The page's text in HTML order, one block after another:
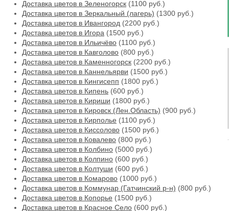
Доставка цветов в Зеленогорск (1100 руб.)
Доставка цветов в Зеркальный (лагерь) (1300 руб.)
Доставка цветов в Ивангород (2200 руб.)
Доставка цветов в Игора (1500 руб.)
Доставка цветов в Ильичёво (1100 руб.)
Доставка цветов в Кавголово (800 руб.)
Доставка цветов в Каменногорск (2200 руб.)
Доставка цветов в Каннельярви (1500 руб.)
Доставка цветов в Кингисепп (1800 руб.)
Доставка цветов в Кипень (600 руб.)
Доставка цветов в Кириши (1800 руб.)
Доставка цветов в Кировск (Лен.Область) (900 руб.)
Доставка цветов в Кирполье (1100 руб.)
Доставка цветов в Киссолово (1500 руб.)
Доставка цветов в Ковалево (800 руб.)
Доставка цветов в Колбино (5000 руб.)
Доставка цветов в Колпино (600 руб.)
Доставка цветов в Колтуши (600 руб.)
Доставка цветов в Комарово (1000 руб.)
Доставка цветов в Коммунар (Гатчинский р-н) (800 руб.)
Доставка цветов в Копорье (1500 руб.)
Доставка цветов в Красное Село (600 руб.)